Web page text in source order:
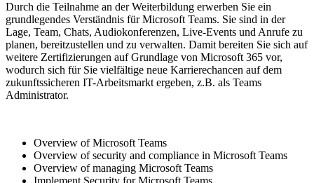
Durch die Teilnahme an der Weiterbildung erwerben Sie ein
grundlegendes Verständnis für Microsoft Teams. Sie sind in der
Lage, Team, Chats, Audiokonferenzen, Live-Events und Anrufe zu
planen, bereitzustellen und zu verwalten. Damit bereiten Sie sich auf
weitere Zertifizierungen auf Grundlage von Microsoft 365 vor,
wodurch sich für Sie vielfältige neue Karrierechancen auf dem
zukunftssicheren IT-Arbeitsmarkt ergeben, z.B. als Teams
Administrator.
Overview of Microsoft Teams
Overview of security and compliance in Microsoft Teams
Overview of managing Microsoft Teams